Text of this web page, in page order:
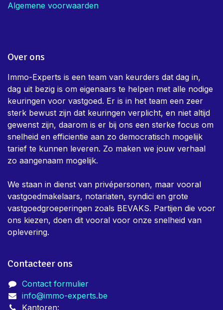
Algemene voorwaarden
Over ons
Immo-Experts is een team van keurders dat dag in,
dag uit bezig is om eigenaars te helpen met alle nodige
keuringen voor vastgoed. Er is in het team een zeer
sterk bewust zijn dat keuringen verplicht, en niet altijd
gewenst zijn, daarom is er bij ons een sterke focus om
snelheid en efficientie aan zo democratisch mogelijk
tarief te kunnen leveren. Zo maken we jouw verhaal
zo aangenaam mogelijk.
We staan in dienst van privépersonen, maar vooral
vastgoedmakelaars, notariaten, syndici en grote
vastgoedgroeperingen zoals BEVAKS. Partijen die voor
ons kiezen, doen dit vooral voor onze snelheid van
oplevering.
Contacteer ons
Contact formulier
info@immo-experts.be
Kantoren: